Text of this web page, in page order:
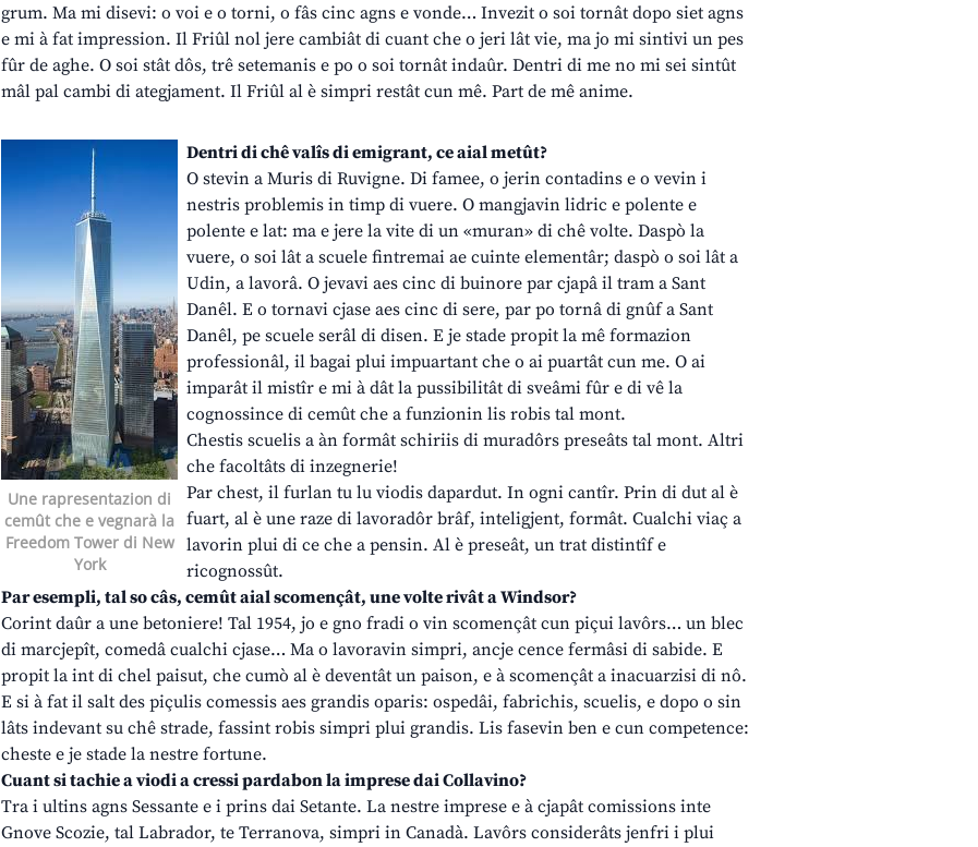
grum. Ma mi disevi: o voi e o torni, o fâs cinc agns e vonde… Invezit o soi tornât dopo siet agns
e mi à fat impression. Il Friûl nol jere cambiât di cuant che o jeri lât vie, ma jo mi sintivi un pes
fûr de aghe. O soi stât dôs, trê setemanis e po o soi tornât indaûr. Dentri di me no mi sei sintût
mâl pal cambi di ategjament. Il Friûl al è simpri restât cun mê. Part de mê anime.
Une rapresentazion di
cemût che e vegnarà la
Freedom Tower di New
York
Dentri di chê valîs di emigrant, ce aial metût?
O stevin a Muris di Ruvigne. Di famee, o jerin contadins e o vevin i
nestris problemis in timp di vuere. O mangjavin lidric e polente e
polente e lat: ma e jere la vite di un «muran» di chê volte. Daspò la
vuere, o soi lât a scuele fintremai ae cuinte elementâr; daspò o soi lât a
Udin, a lavorâ. O jevavi aes cinc di buinore par cjapâ il tram a Sant
Danêl. E o tornavi cjase aes cinc di sere, par po tornâ di gnûf a Sant
Danêl, pe scuele serâl di disen. E je stade propit la mê formazion
professionâl, il bagai plui impuartant che o ai puartât cun me. O ai
imparât il mistîr e mi à dât la pussibilitât di sveâmi fûr e di vê la
cognossince di cemût che a funzionin lis robis tal mont.
Chestis scuelis a àn formât schiriis di muradôrs preseâts tal mont. Altri
che facoltâts di inzegnerie!
Par chest, il furlan tu lu viodis dapardut. In ogni cantîr. Prin di dut al è
fuart, al è une raze di lavoradôr brâf, inteligjent, formât. Cualchi viaç a
lavorin plui di ce che a pensin. Al è preseât, un trat distintîf e
ricognossût.
Par esempli, tal so câs, cemût aial scomençât, une volte rivât a Windsor?
Corint daûr a une betoniere! Tal 1954, jo e gno fradi o vin scomençât cun piçui lavôrs… un blec
di marcjepît, comedâ cualchi cjase… Ma o lavoravin simpri, ancje cence fermâsi di sabide. E
propit la int di chel paisut, che cumò al è deventât un paison, e à scomençât a inacuarzisi di nô.
E si à fat il salt des piçulis comessis aes grandis oparis: ospedâi, fabrichis, scuelis, e dopo o sin
lâts indevant su chê strade, fassint robis simpri plui grandis. Lis fasevin ben e cun competence:
cheste e je stade la nestre fortune.
Cuant si tachie a viodi a cressi pardabon la imprese dai Collavino?
Tra i ultins agns Sessante e i prins dai Setante. La nestre imprese e à cjapât comissions inte
Gnove Scozie, tal Labrador, te Terranova, simpri in Canadà. Lavôrs considerâts jenfri i plui